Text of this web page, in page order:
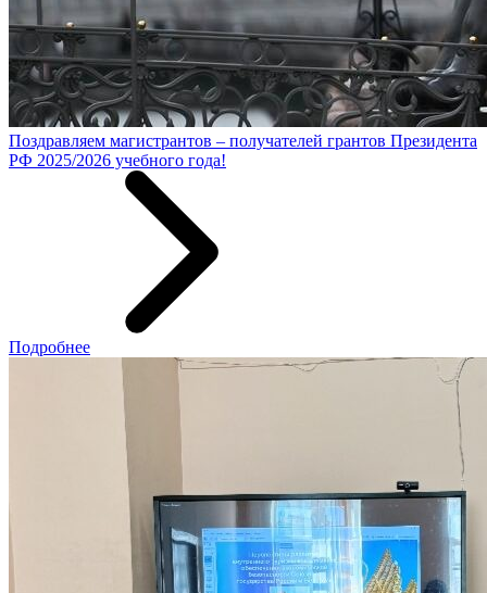
Поздравляем магистрантов – получателей грантов Президента
РФ 2025/2026 учебного года!
Подробнее